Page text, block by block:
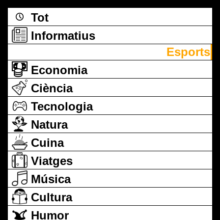
Tot
Informatius
Esports
Economia
Ciència
Tecnologia
Natura
Cuina
Viatges
Música
Cultura
Humor